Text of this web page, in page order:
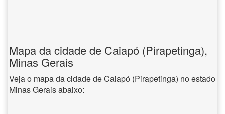
Mapa da cidade de Caiapó (Pirapetinga),
Minas Gerais
Veja o mapa da cidade de Caiapó (Pirapetinga) no estado
Minas Gerais abaixo: